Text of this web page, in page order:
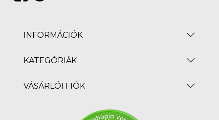
INFORMÁCIÓK
KATEGÓRIÁK
VÁSÁRLÓI FIÓK